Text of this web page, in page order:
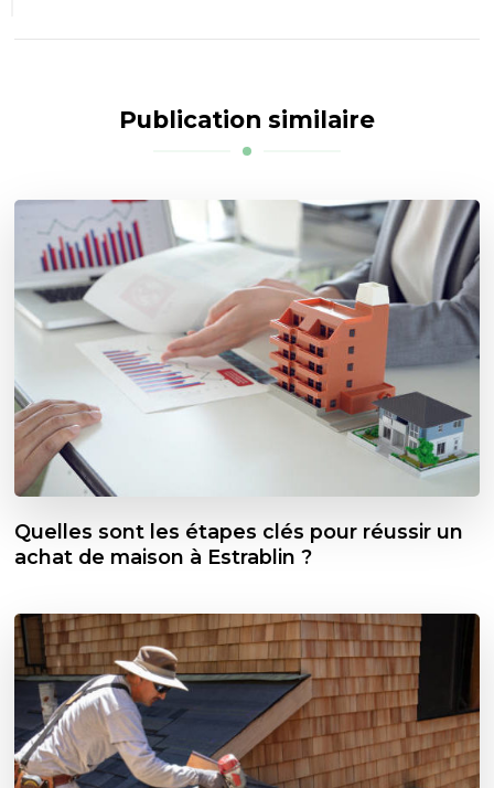
Publication similaire
Quelles sont les étapes clés pour réussir un
achat de maison à Estrablin ?